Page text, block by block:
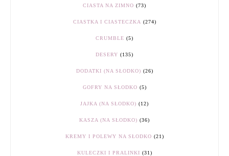
CIASTA NA ZIMNO (73)
CIASTKA I CIASTECZKA (274)
CRUMBLE (5)
DESERY (135)
DODATKI (NA SŁODKO) (26)
GOFRY NA SŁODKO (5)
JAJKA (NA SŁODKO) (12)
KASZA (NA SŁODKO) (36)
KREMY I POLEWY NA SŁODKO (21)
KULECZKI I PRALINKI (31)